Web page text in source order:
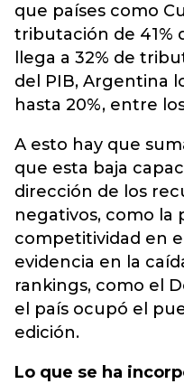
que países como
tributación de 41%
llega a 32% de
del PIB, Argentina
hasta 20%, entre
A esto hay que
que esta baja
dirección de los
negativos, como la
competitividad en
evidencia en la
rankings, como el
el país ocupó el
edición.
Lo que se ha